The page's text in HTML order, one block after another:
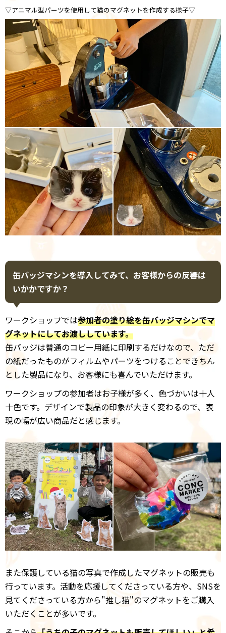
▽アニマル型パーツを使用して猫のマグネットを作成する様子▽
缶バッジマシンを導入してみて、お客様からの反響は
いかかですか？
ワークショップでは参加者の塗り絵を缶バッジマシンでマ
グネットにしてお渡ししています。
缶バッジは普通のコピー用紙に印刷するだけなので、ただ
の紙だったものがフィルムやパーツをつけることできちん
とした製品になり、お客様にも喜んでいただけます。
ワークショップの参加者はお子様が多く、色づかいは十人
十色です。デザインで製品の印象が大きく変わるので、表
現の幅が広い商品だと感じます。
また保護している猫の写真で作成したマグネットの販売も
行っています。活動を応援してくださっている方や、SNSを
見てくださっている方から"推し猫"のマグネットをご購入
いただくことが多いです。